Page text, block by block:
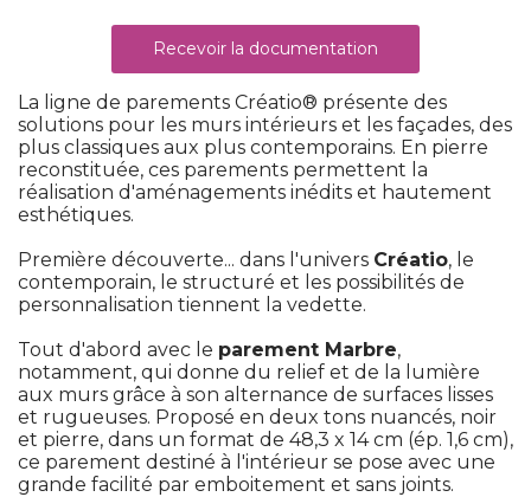
Recevoir la documentation
La ligne de parements Créatio® présente des
solutions pour les murs intérieurs et les façades, des
plus classiques aux plus contemporains. En pierre
reconstituée, ces parements permettent la
réalisation d'aménagements inédits et hautement
esthétiques.
Première découverte... dans l'univers Créatio, le
contemporain, le structuré et les possibilités de
personnalisation tiennent la vedette.
Tout d'abord avec le parement Marbre,
notamment, qui donne du relief et de la lumière
aux murs grâce à son alternance de surfaces lisses
et rugueuses. Proposé en deux tons nuancés, noir
et pierre, dans un format de 48,3 x 14 cm (ép. 1,6 cm),
ce parement destiné à l'intérieur se pose avec une
grande facilité par emboitement et sans joints.